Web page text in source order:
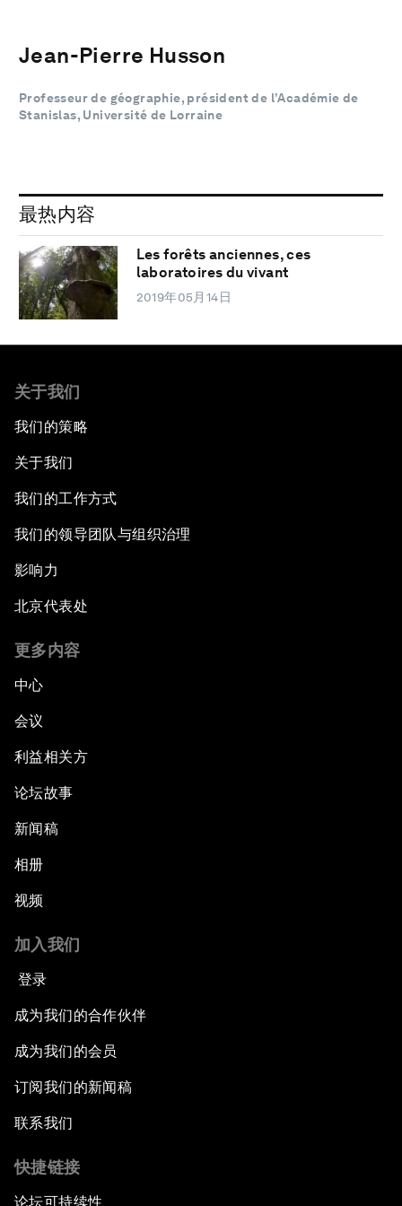
Jean-Pierre Husson
Professeur de géographie, président de l’Académie de
Stanislas, Université de Lorraine
最热内容
Les forêts anciennes, ces
laboratoires du vivant
2019年05月14日
关于我们
我们的策略
关于我们
我们的工作方式
我们的领导团队与组织治理
影响力
北京代表处
更多内容
中心
会议
利益相关方
论坛故事
新闻稿
相册
视频
加入我们
登录
成为我们的合作伙伴
成为我们的会员
订阅我们的新闻稿
联系我们
快捷链接
论坛可持续性